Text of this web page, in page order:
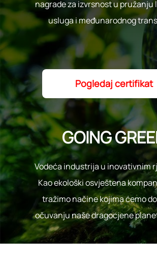
nagrade za izvrsnost u pružanju
usluga i međunarodnog
Pogledaj certifikat
GOING
Vodeća industrija u inovativnim
Kao ekološki osvještena
tražimo načine kojima ćemo
očuvanju naše dragocjene